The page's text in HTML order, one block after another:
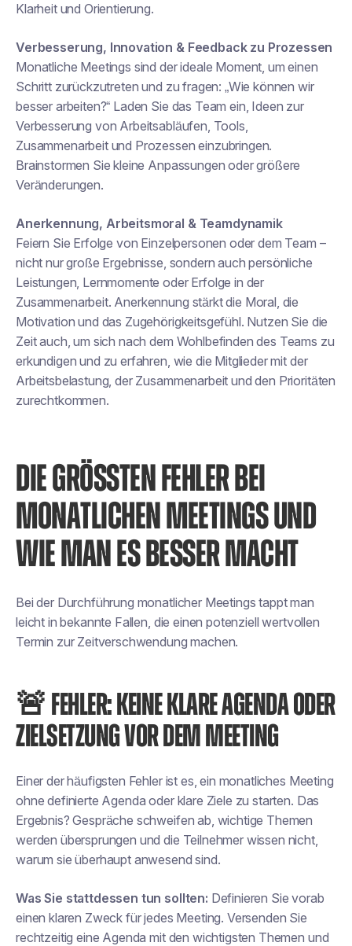
Klarheit und Orientierung.
Verbesserung, Innovation & Feedback zu Prozessen
Monatliche Meetings sind der ideale Moment, um einen
Schritt zurückzutreten und zu fragen: „Wie können wir
besser arbeiten?“ Laden Sie das Team ein, Ideen zur
Verbesserung von Arbeitsabläufen, Tools,
Zusammenarbeit und Prozessen einzubringen.
Brainstormen Sie kleine Anpassungen oder größere
Veränderungen.
Anerkennung, Arbeitsmoral & Teamdynamik
Feiern Sie Erfolge von Einzelpersonen oder dem Team –
nicht nur große Ergebnisse, sondern auch persönliche
Leistungen, Lernmomente oder Erfolge in der
Zusammenarbeit. Anerkennung stärkt die Moral, die
Motivation und das Zugehörigkeitsgefühl. Nutzen Sie die
Zeit auch, um sich nach dem Wohlbefinden des Teams zu
erkundigen und zu erfahren, wie die Mitglieder mit der
Arbeitsbelastung, der Zusammenarbeit und den Prioritäten
zurechtkommen.
DIE GRÖSSTEN FEHLER BEI M
ONATLICHEN MEETINGS UND W
IE MAN ES BESSER MACHT
Bei der Durchführung monatlicher Meetings tappt man
leicht in bekannte Fallen, die einen potenziell wertvollen
Termin zur Zeitverschwendung machen.
🚨 FEHLER: KEINE KLARE AGENDA ODER
ZIELSETZUNG VOR DEM MEETING
Einer der häufigsten Fehler ist es, ein monatliches Meeting
ohne definierte Agenda oder klare Ziele zu starten. Das
Ergebnis? Gespräche schweifen ab, wichtige Themen
werden übersprungen und die Teilnehmer wissen nicht,
warum sie überhaupt anwesend sind.
Was Sie stattdessen tun sollten: Definieren Sie vorab
einen klaren Zweck für jedes Meeting. Versenden Sie
rechtzeitig eine Agenda mit den wichtigsten Themen und